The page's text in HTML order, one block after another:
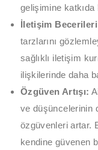
gelişimine katkıda
İletişim
tarzlarını
sağlıklı iletişim
ilişkilerinde daha
Özgüven Artışı:
ve düşüncelerinin
özgüvenleri artar.
kendine güvenen